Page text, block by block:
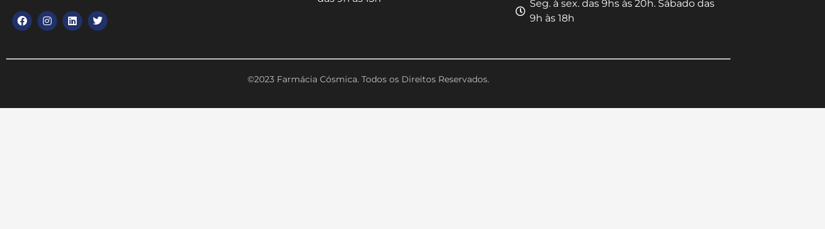
Seg. à sex. das 9hs às 20h. Sábado das
9h às 18h
©2023 Farmácia Cósmica. Todos os Direitos Reservados.